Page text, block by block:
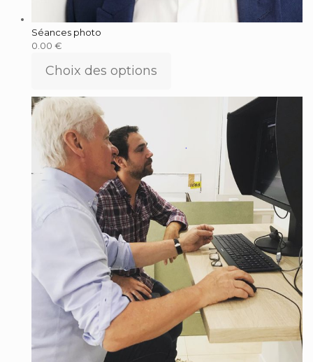
Séances photo
0.00 €
Choix des options